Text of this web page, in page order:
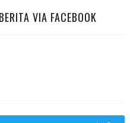
VIA FACEBOOK